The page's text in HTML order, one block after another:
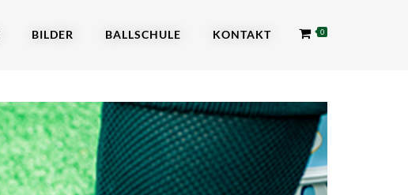
0
BILDER BALLSCHULE KONTAKT